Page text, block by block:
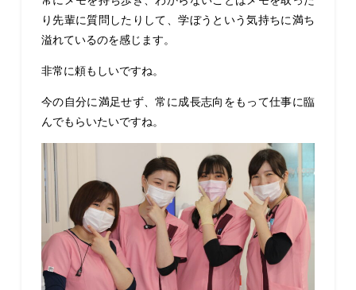
り先輩に質問したりして、学ぼうという気持ちに満ち
溢れているのを感じます。
非常に頼もしいですね。
今の自分に満足せず、常に成長志向をもって仕事に臨
んでもらいたいですね。